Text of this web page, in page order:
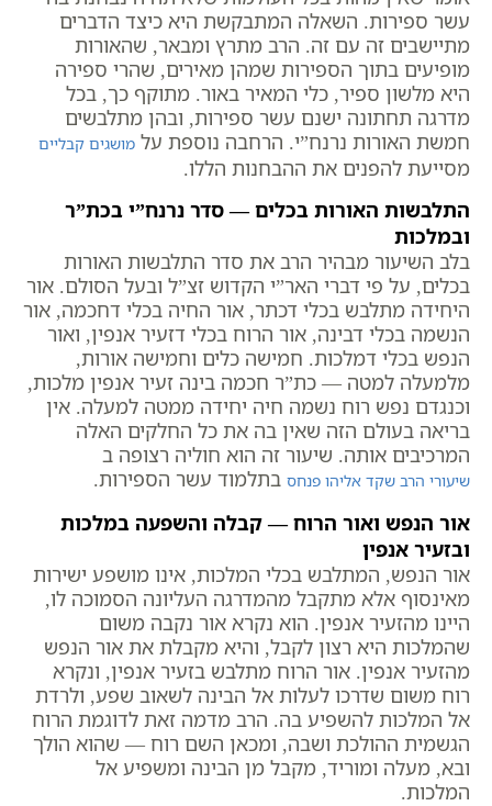
עשר ספירות. השאלה המתבקשת היא כיצד הדברים
מתיישבים זה עם זה. הרב מתרץ ומבאר, שהאורות
מופיעים בתוך הספירות שמהן מאירים, שהרי ספירה
היא מלשון ספיר, כלי המאיר באור. מתוקף כך, בכל
מדרגה תחתונה ישנם עשר ספירות, ובהן מתלבשים
חמשת האורות נרנח”י. הרחבה נוספת על מושגים קבליים
מסייעת להפנים את ההבחנות הללו.
התלבשות האורות בכלים — סדר נרנח”י בכת”ר
ובמלכות
בלב השיעור מבהיר הרב את סדר התלבשות האורות
בכלים, על פי דברי האר”י הקדוש זצ”ל ובעל הסולם. אור
היחידה מתלבש בכלי דכתר, אור החיה בכלי דחכמה, אור
הנשמה בכלי דבינה, אור הרוח בכלי דזעיר אנפין, ואור
הנפש בכלי דמלכות. חמישה כלים וחמישה אורות,
מלמעלה למטה — כת”ר חכמה בינה זעיר אנפין מלכות,
וכנגדם נפש רוח נשמה חיה יחידה ממטה למעלה. אין
בריאה בעולם הזה שאין בה את כל החלקים האלה
המרכיבים אותה. שיעור זה הוא חוליה רצופה ב
שיעורי הרב שקד אליהו פנחס בתלמוד עשר הספירות.
אור הנפש ואור הרוח — קבלה והשפעה במלכות
ובזעיר אנפין
אור הנפש, המתלבש בכלי המלכות, אינו מושפע ישירות
מאינסוף אלא מתקבל מהמדרגה העליונה הסמוכה לו,
היינו מהזעיר אנפין. הוא נקרא אור נקבה משום
שהמלכות היא רצון לקבל, והיא מקבלת את אור הנפש
מהזעיר אנפין. אור הרוח מתלבש בזעיר אנפין, ונקרא
רוח משום שדרכו לעלות אל הבינה לשאוב שפע, ולרדת
אל המלכות להשפיע בה. הרב מדמה זאת לדוגמת הרוח
הגשמית ההולכת ושבה, ומכאן השם רוח — שהוא הולך
ובא, מעלה ומוריד, מקבל מן הבינה ומשפיע אל
המלכות.